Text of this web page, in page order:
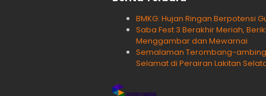
BMKG: Hujan Ringan Berpotensi
Saba Fest 3 Berakhir Meriah,
Menggambar dan Mewarnai
Semalaman Terombang-
Selamat di Perairan Lakitan